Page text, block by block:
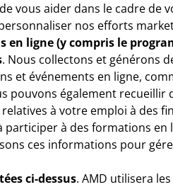
vous aider dans le cadre de
nos efforts
ligne (y compris le
. Nous collectons et générons
et événements en ligne,
pouvons également recueillir
à votre emploi à des
à des formations en
ces informations pour
ci-dessus. AMD utilisera